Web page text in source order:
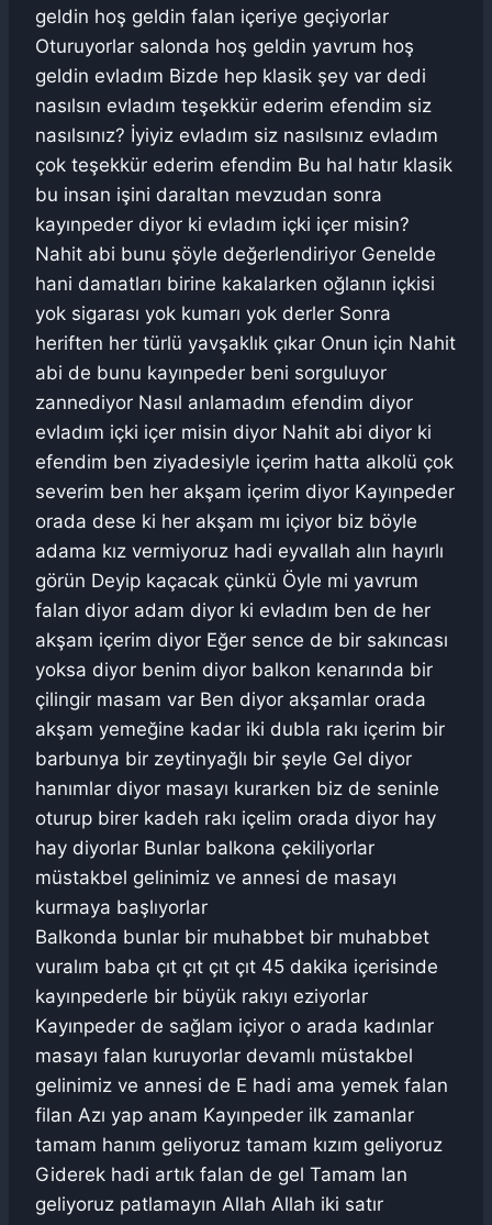
geldin hoş geldin falan içeriye geçiyorlar
Oturuyorlar salonda hoş geldin yavrum hoş
geldin evladım Bizde hep klasik şey var dedi
nasılsın evladım teşekkür ederim efendim siz
nasılsınız? İyiyiz evladım siz nasılsınız evladım
çok teşekkür ederim efendim Bu hal hatır klasik
bu insan işini daraltan mevzudan sonra
kayınpeder diyor ki evladım içki içer misin?
Nahit abi bunu şöyle değerlendiriyor Genelde
hani damatları birine kakalarken oğlanın içkisi
yok sigarası yok kumarı yok derler Sonra
heriften her türlü yavşaklık çıkar Onun için Nahit
abi de bunu kayınpeder beni sorguluyor
zannediyor Nasıl anlamadım efendim diyor
evladım içki içer misin diyor Nahit abi diyor ki
efendim ben ziyadesiyle içerim hatta alkolü çok
severim ben her akşam içerim diyor Kayınpeder
orada dese ki her akşam mı içiyor biz böyle
adama kız vermiyoruz hadi eyvallah alın hayırlı
görün Deyip kaçacak çünkü Öyle mi yavrum
falan diyor adam diyor ki evladım ben de her
akşam içerim diyor Eğer sence de bir sakıncası
yoksa diyor benim diyor balkon kenarında bir
çilingir masam var Ben diyor akşamlar orada
akşam yemeğine kadar iki dubla rakı içerim bir
barbunya bir zeytinyağlı bir şeyle Gel diyor
hanımlar diyor masayı kurarken biz de seninle
oturup birer kadeh rakı içelim orada diyor hay
hay diyorlar Bunlar balkona çekiliyorlar
müstakbel gelinimiz ve annesi de masayı
kurmaya başlıyorlar
Balkonda bunlar bir muhabbet bir muhabbet
vuralım baba çıt çıt çıt çıt 45 dakika içerisinde
kayınpederle bir büyük rakıyı eziyorlar
Kayınpeder de sağlam içiyor o arada kadınlar
masayı falan kuruyorlar devamlı müstakbel
gelinimiz ve annesi de E hadi ama yemek falan
filan Azı yap anam Kayınpeder ilk zamanlar
tamam hanım geliyoruz tamam kızım geliyoruz
Giderek hadi artık falan de gel Tamam lan
geliyoruz patlamayın Allah Allah iki satır